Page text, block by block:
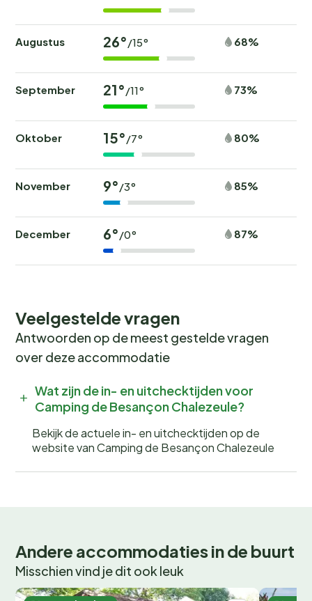
Augustus 26° /15° 68%
September 21° /11° 73%
Oktober 15° /7° 80%
November 9° /3° 85%
December 6° /0° 87%
Veelgestelde vragen
Antwoorden op de meest gestelde vragen
over deze accommodatie
Wat zijn de in- en uitchecktijden voor
Camping de Besançon Chalezeule?
Bekijk de actuele in- en uitchecktijden op de
website van Camping de Besançon Chalezeule
Andere accommodaties in de buurt
Misschien vind je dit ook leuk